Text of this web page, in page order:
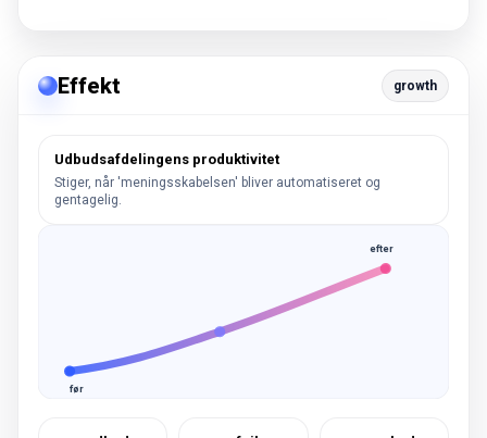
Effekt growth
Udbudsafdelingens produktivitet
Stiger, når 'meningsskabelsen' bliver automatiseret og
gentagelig.
før
efter